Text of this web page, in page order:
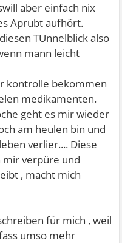
aber einfach nix
Aprubt aufhört.
TUnnelblick also
mann leicht
kontrolle bekommen
medikamenten.
geht es mir wieder
am heulen bin und
verlier.... Diese
mir verpüre und
, macht mich
für mich , weil
umso mehr